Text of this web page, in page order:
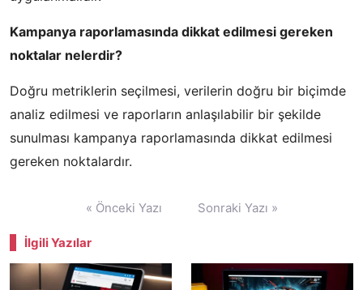
Kampanya raporlamasında dikkat edilmesi gereken
noktalar nelerdir?
Doğru metriklerin seçilmesi, verilerin doğru bir biçimde
analiz edilmesi ve raporların anlaşılabilir bir şekilde
sunulması kampanya raporlamasında dikkat edilmesi
gereken noktalardır.
« Önceki Yazı Sonraki Yazı »
İlgili Yazılar